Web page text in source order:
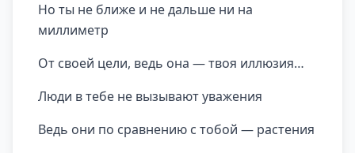
Но ты не ближе и не дальше ни на
миллиметр
От своей цели, ведь она — твоя иллюзия…
Люди в тебе не вызывают уважения
Ведь они по сравнению с тобой — растения